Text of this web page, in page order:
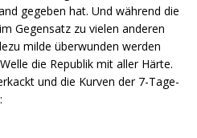
gegeben hat. Und während die
Gegensatz zu vielen anderen
milde überwunden werden
die Republik mit aller Härte.
und die Kurven der 7-Tage-